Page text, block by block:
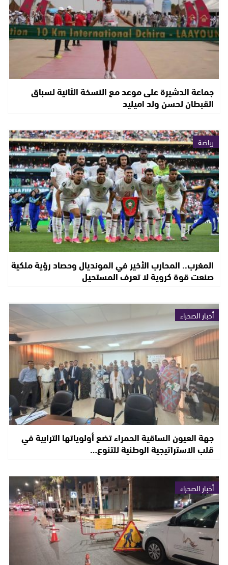
جماعة الدشيرة على موعد مع النسخة الثانية لسباق
القبطان لحسن ولد اميليد
رياضة
المغرب.. المحارب الأخير في المونديال وحصاد رؤية ملكية
صنعت قوة كروية لا تعرف المستحيل
أخبار الصحراء
جهة العيون الساقية الحمراء تضع أولوياتها الترابية في
قلب الاستراتيجية الوطنية للتنوع…
أخبار الصحراء